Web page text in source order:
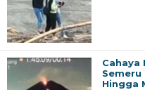
Cahaya
Hingga